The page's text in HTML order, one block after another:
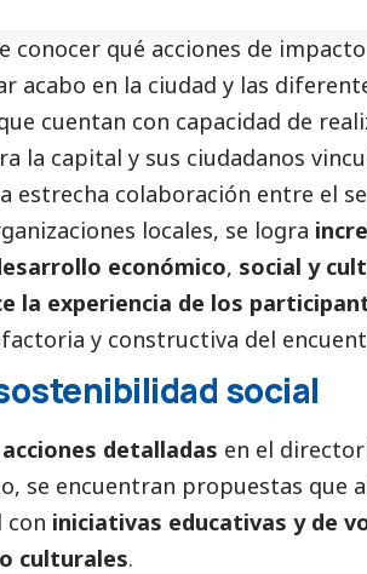
conocer qué acciones de
acabo en la ciudad y las
cuentan con capacidad de
la capital y sus ciudadanos
estrecha colaboración entre el
locales, se logra
económico, social y
la experiencia de los
y constructiva del
social
detalladas en el
se encuentran propuestas que
con iniciativas educativas y de
culturales.